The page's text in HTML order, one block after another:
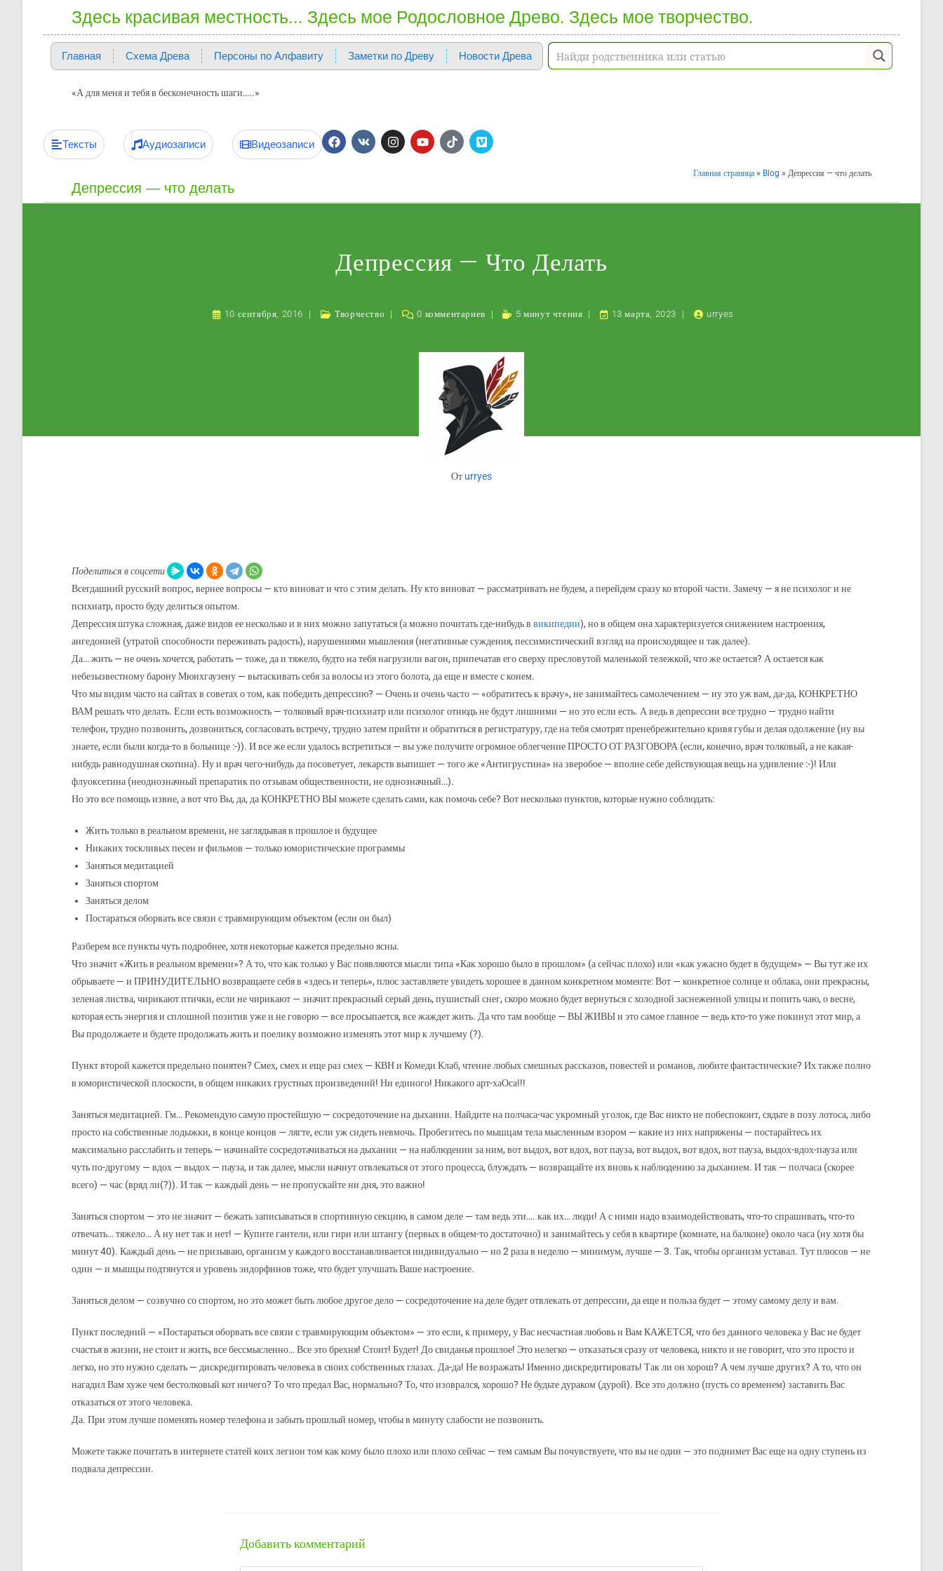
Здесь красивая местность... Здесь мое Родословное Древо. Здесь мое творчество.
Главная Схема Древа Персоны по Алфавиту Заметки по Древу Новости Древа
«А для меня и тебя в бесконечность шаги…..»
Тексты Аудиозаписи Видеозаписи
Главная страница » Blog » Депрессия — что делать
Депрессия — что делать
Депрессия — Что Делать
10 сентября, 2016 Творчество 0 комментариев 5 минут чтения 13 марта, 2023 urryes
От urryes
Поделиться в соцсети
Всегдашний русский вопрос, вернее вопросы — кто виноват и что с этим делать. Ну кто виноват — рассматривать не будем, а перейдем сразу ко второй части. Замечу — я не психолог и не
психиатр, просто буду делиться опытом.
Депрессия штука сложная, даже видов ее несколько и в них можно запутаться (а можно почитать где-нибудь в википедии), но в общем она характеризуется снижением настроения,
ангедонией (утратой способности переживать радость), нарушениями мышления (негативные суждения, пессимистический взгляд на происходящее и так далее).
Да… жить — не очень хочется, работать — тоже, да и тяжело, будто на тебя нагрузили вагон, припечатав его сверху пресловутой маленькой тележкой, что же остается? А остается как
небезызвестному барону Мюнхгаузену — вытаскивать себя за волосы из этого болота, да еще и вместе с конем.
Что мы видим часто на сайтах в советах о том, как победить депрессию? — Очень и очень часто — «обратитесь к врачу», не занимайтесь самолечением — ну это уж вам, да-да, КОНКРЕТНО
ВАМ решать что делать. Если есть возможность — толковый врач-психиатр или психолог отнюдь не будут лишними — но это если есть. А ведь в депрессии все трудно — трудно найти
телефон, трудно позвонить, дозвониться, согласовать встречу, трудно затем прийти и обратиться в регистратуру, где на тебя смотрят пренебрежительно кривя губы и делая одолжение (ну вы
знаете, если были когда-то в больнице :-)). И все же если удалось встретиться — вы уже получите огромное облегчение ПРОСТО ОТ РАЗГОВОРА (если, конечно, врач толковый, а не какая-
нибудь равнодушная скотина). Ну и врач чего-нибудь да посоветует, лекарств выпишет — того же «Антигрустина» на зверобое — вполне себе действующая вещь на удивление :-)! Или
флуоксетина (неоднозначный препаратик по отзывам общественности, не однозначный…).
Но это все помощь извне, а вот что Вы, да, да КОНКРЕТНО ВЫ можете сделать сами, как помочь себе? Вот несколько пунктов, которые нужно соблюдать:
Жить только в реальном времени, не заглядывая в прошлое и будущее
Никаких тоскливых песен и фильмов — только юмористические программы
Заняться медитацией
Заняться спортом
Заняться делом
Постараться оборвать все связи с травмирующим объектом (если он был)
Разберем все пункты чуть подробнее, хотя некоторые кажется предельно ясны.
Что значит «Жить в реальном времени»? А то, что как только у Вас появляются мысли типа «Как хорошо было в прошлом» (а сейчас плохо) или «как ужасно будет в будущем» — Вы тут же их
обрываете — и ПРИНУДИТЕЛЬНО возвращаете себя в «здесь и теперь», плюс заставляете увидеть хорошее в данном конкретном моменте: Вот — конкретное солнце и облака, они прекрасны,
зеленая листва, чирикают птички, если не чирикают — значит прекрасный серый день, пушистый снег, скоро можно будет вернуться с холодной заснеженной улицы и попить чаю, о весне,
которая есть энергия и сплошной позитив уже и не говорю — все просыпается, все жаждет жить. Да что там вообще — ВЫ ЖИВЫ и это самое главное — ведь кто-то уже покинул этот мир, а
Вы продолжаете и будете продолжать жить и поелику возможно изменять этот мир к лучшему (?).
Пункт второй кажется предельно понятен? Смех, смех и еще раз смех — КВН и Комеди Клаб, чтение любых смешных рассказов, повестей и романов, любите фантастические? Их также полно
в юмористической плоскости, в общем никаких грустных произведений! Ни единого! Никакого арт-хаОса!!!
Заняться медитацией. Гм… Рекомендую самую простейшую — сосредоточение на дыхании. Найдите на полчаса-час укромный уголок, где Вас никто не побеспокоит, сядьте в позу лотоса, либо
просто на собственные лодыжки, в конце концов — лягте, если уж сидеть невмочь. Пробегитесь по мышцам тела мысленным взором — какие из них напряжены — постарайтесь их
максимально расслабить и теперь — начинайте сосредотачиваться на дыхании — на наблюдении за ним, вот выдох, вот вдох, вот пауза, вот выдох, вот вдох, вот пауза, выдох-вдох-пауза или
чуть по-другому — вдох — выдох — пауза, и так далее, мысли начнут отвлекаться от этого процесса, блуждать — возвращайте их вновь к наблюдению за дыханием. И так — полчаса (скорее
всего) — час (вряд ли(?)). И так — каждый день — не пропускайте ни дня, это важно!
Заняться спортом — это не значит — бежать записываться в спортивную секцию, в самом деле — там ведь эти…. как их… люди! А с ними надо взаимодействовать, что-то спрашивать, что-то
отвечать… тяжело… А ну нет так и нет! — Купите гантели, или гири или штангу (первых в общем-то достаточно) и занимайтесь у себя в квартире (комнате, на балконе) около часа (ну хотя бы
минут 40). Каждый день — не призываю, организм у каждого восстанавливается индивидуально — но 2 раза в неделю — минимум, лучше — 3. Так, чтобы организм уставал. Тут плюсов — не
один — и мышцы подтянутся и уровень эндорфинов тоже, что будет улучшать Ваше настроение.
Заняться делом — созвучно со спортом, но это может быть любое другое дело — сосредоточение на деле будет отвлекать от депрессии, да еще и польза будет — этому самому делу и вам.
Пункт последний — «Постараться оборвать все связи с травмирующим объектом» — это если, к примеру, у Вас несчастная любовь и Вам КАЖЕТСЯ, что без данного человека у Вас не будет
счастья в жизни, не стоит и жить, все бессмысленно… Все это брехня! Стоит! Будет! До свиданья прошлое! Это нелегко — отказаться сразу от человека, никто и не говорит, что это просто и
легко, но это нужно сделать — дискредитировать человека в своих собственных глазах. Да-да! Не возражать! Именно дискредитировать! Так ли он хорош? А чем лучше других? А то, что он
нагадил Вам хуже чем бестолковый кот ничего? То что предал Вас, нормально? То, что изоврался, хорошо? Не будьте дураком (дурой). Все это должно (пусть со временем) заставить Вас
отказаться от этого человека.
Да. При этом лучше поменять номер телефона и забыть прошлый номер, чтобы в минуту слабости не позвонить.
Можете также почитать в интернете статей коих легион том как кому было плохо или плохо сейчас — тем самым Вы почувствуете, что вы не один — это поднимет Вас еще на одну ступень из
подвала депрессии.
Добавить комментарий